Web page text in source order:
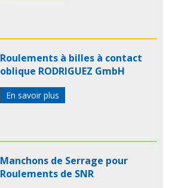
Roulements à billes à contact
oblique RODRIGUEZ GmbH
En savoir plus
Manchons de Serrage pour
Roulements de SNR